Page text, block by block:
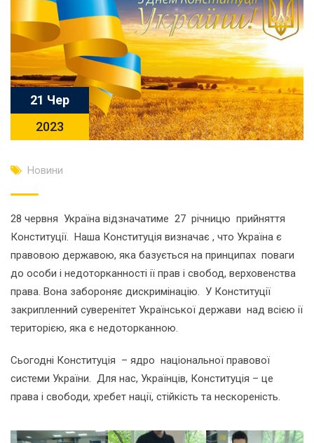
21 Чер
2023
Новини
28 червня Україна відзначатиме 27 річницю прийняття
Конституції. Наша Конституція визначає , что Україна є
правовою державою, яка базується на принципах поваги
до особи і недоторканності ії прав і свобод, верховенства
права. Вона забороняє дискримінацію. У Конституції
закрипленний суверенітет Української держави над всією ії
територією, яка є недоторканною.
Сьогодні Конституція – ядро національної правової
системи України. Для нас, Українців, Конституція – це
права і свободи, хребет нації, стійкість та нескореність.